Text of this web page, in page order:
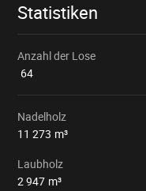
Statistiken
Anzahl der Lose
64
Nadelholz
11 273 m³
Laubholz
2 947 m³